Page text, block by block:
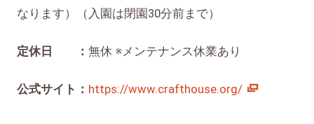
なります）（入園は閉園30分前まで）
定休日 ： 無休 ※メンテナンス休業あり
公式サイト： https://www.crafthouse.org/